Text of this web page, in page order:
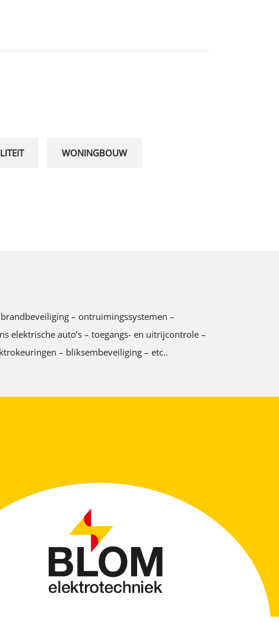
WONINGBOUW
– ontruimingssystemen –
elektrische auto’s – toegangs- en uitrijcontrole –
– bliksembeveiliging – etc..